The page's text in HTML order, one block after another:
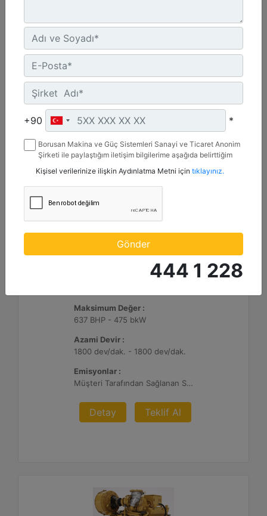
Azami Devir :
1800 dev/dak. - 1800 dev/dak.
%2 O2 Emisyon Değeri: Yalnızca İhracat
Detay Teklif Al
Maksimum Değer :
637 BHP - 475 bkW
Azami Devir :
1800 dev/dak. - 1800 dev/dak.
Emisyonlar :
Müşteri Tarafından Sağlanan SCR Atık Arıtma ile NSPS Saha Uyumluluğuna Sahiptir
Detay Teklif Al
+90 *
Borusan Makina ve Güç Sistemleri Sanayi ve Ticaret Anonim
Şirketi ile paylaştığım iletişim bilgilerime aşağıda belirttiğim
mesaj gönderilmesine izin veriyorum.
Kişisel verilerinize ilişkin Aydınlatma Metni için tıklayınız.
Gönder
444 1 228